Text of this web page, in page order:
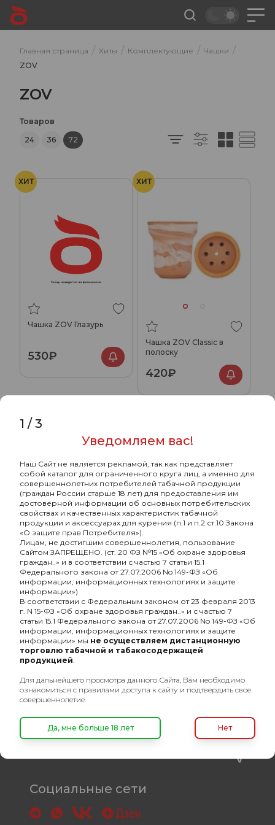
Главная страница / Хиты / Комплектующие / Чашки /
ZOV
ZOV
Товаров
24
36 72
ХИТ
Чашка ZOV Глазурь
530₽
ХИТ
Чашка ZOV Classic в
полоску
420₽
Оптовый портал
товаров для кальяна
8 (495) 740-22-08
8 (800) 222-82-00
Время работы
пн-пт: с 10:00 до 19:00
info@oshisha.net
О компании
Покупателям
Социальные сети
1 /3
Уведомляем вас!
Наш Сайт не является рекламой, так как представляет
собой каталог для ограниченного круга лиц, а именно для
совершеннолетних потребителей табачной продукции
(граждан России старше 18 лет) для предоставления им
достоверной информации об основных потребительских
свойствах и качественных характеристик табачной
продукции и аксессуарах для курения (п.1 и п.2 ст.10 Закона
«О защите прав Потребителя»).
Лицам, не достигшим совершеннолетия, пользование
Сайтом ЗАПРЕЩЕНО. (ст. 20 ФЗ №15 «Об охране здоровья
граждан..» и в соответствии с частью 7 статьи 15.1
Федерального закона от 27.07.2006 No 149-ФЗ «Об
информации, информационных технологиях и защите
информации»)
В соответствии с Федеральным законом от 23 февраля 2013
г. N 15-ФЗ «Об охране здоровья граждан..» и с частью 7
статьи 15.1 Федерального закона от 27.07.2006 No 149-ФЗ «Об
информации, информационных технологиях и защите
информации» мы не осуществляем дистанционную
торговлю табачной и табакосодержащей
продукцией
Для дальнейшего просмотра данного Сайта, Вам необходимо
ознакомиться с правилами доступа к сайту и подтвердить свое
совершеннолетие.
Да, мне больше 18 лет Нет